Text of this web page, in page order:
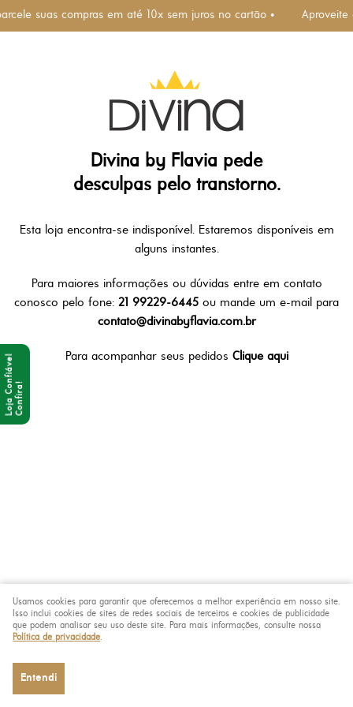
suas compras em até 10x sem juros no cartão • Aproveite
Divina by Flavia pede
desculpas pelo transtorno.
Esta loja encontra-se indisponível. Estaremos disponíveis em
alguns instantes.
Para maiores informações ou dúvidas entre em contato
conosco pelo fone: 21 99229-6445 ou mande um e-mail para
contato@divinabyflavia.com.br
Para acompanhar seus pedidos Clique aqui
Usamos cookies para garantir que oferecemos a melhor experiência em nosso site.
Isso inclui cookies de sites de redes sociais de terceiros e cookies de publicidade
que podem analisar seu uso deste site. Para mais informações, consulte nossa
Política de privacidade.
Entendi